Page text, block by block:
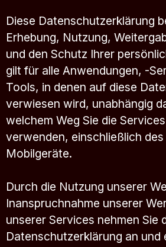
Diese Datenschutzerklärung
Erhebung, Nutzung,
und den Schutz Ihrer
gilt für alle Anwendungen, -
Tools, in denen auf diese
verwiesen wird, unabhängig
welchem Weg Sie die
verwenden, einschließlich
Mobilgeräte.
Durch die Nutzung unserer
Inanspruchnahme unserer
unserer Services nehmen Sie
Datenschutzerklärung an und